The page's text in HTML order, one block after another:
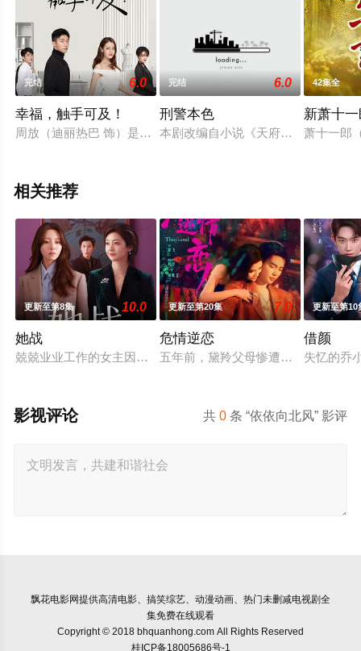
完结 6.0
幸福，触手可及！
周放（迪丽热巴 饰）是一名服装设计师，对于自己的事业有着
完结 6.0
刑警本色
本剧改编自小说《天府之国魔与道》
42集全
新萧十
萧十一郎
相关推荐
更新至第8集 10.0
她战
兢兢业业工作的女主因为怀孕遭遇职场性别歧视被开除，回到
更新至第20集 7.0
危情逆恋
五年前，黛羚父母惨遭四海集团丹帕
更新至第10
借颜
失忆的乔
共0 条 “依依向北风” 影评
影视评论
飘花电影网提供高清电影、搞笑综艺、动漫动画、热门未删减电视剧全
集免费在线观看
Copyright © 2018 bhquanhong.com All Rights Reserved
桂ICP备18005686号-1